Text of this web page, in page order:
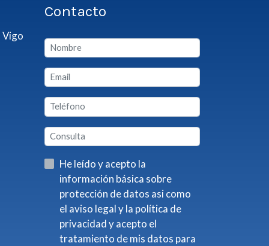
Vigo
Contacto
He leído y acepto la
información básica sobre
protección de datos asi como
el aviso legal y la política de
privacidad y acepto el
tratamiento de mis datos para